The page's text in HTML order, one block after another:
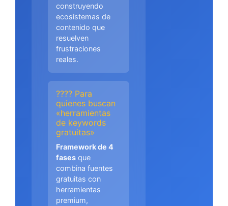
construyendo
ecosistemas de
contenido que
resuelven
frustraciones
reales.
???? Para
quienes buscan
«herramientas
de keywords
gratuitas»
Framework de 4
fases que
combina fuentes
gratuitas con
herramientas
premium,